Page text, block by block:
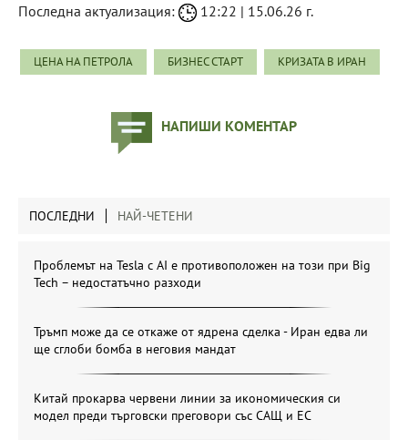
Последна актуализация: 12:22 | 15.06.26 г.
ЦЕНА НА ПЕТРОЛА БИЗНЕС СТАРТ КРИЗАТА В ИРАН
НАПИШИ КОМЕНТАР
ПОСЛЕДНИ НАЙ-ЧЕТЕНИ
Проблемът на Tesla с AI е противоположен на този при Big
Tech – недостатъчно разходи
Тръмп може да се откаже от ядрена сделка - Иран едва ли
ще сглоби бомба в неговия мандат
Китай прокарва червени линии за икономическия си
модел преди търговски преговори със САЩ и ЕС